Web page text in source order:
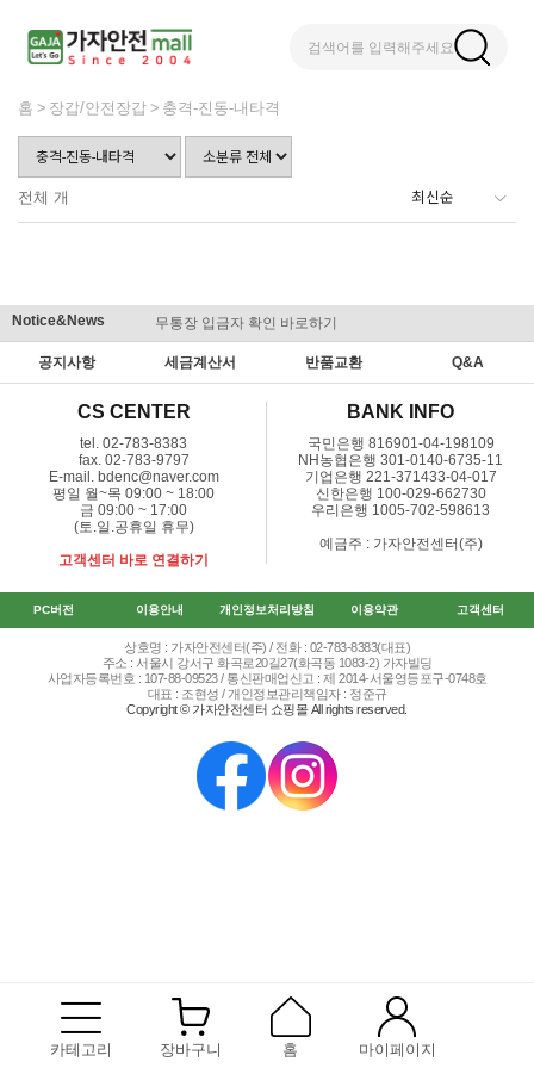
검색어를 입력해주세요
카테고리 장바구니 홈 마이페이지
홈 장갑/안전장갑 충격-진동-내타격
전체 개
Notice&News 무통장 입금자 확인 바로하기
공지사항 세금계산서 반품교환 Q&A
CS CENTER
tel. 02-783-8383
fax. 02-783-9797
E-mail. bdenc@naver.com
평일 월~목 09:00 ~ 18:00
금 09:00 ~ 17:00
(토.일.공휴일 휴무)
고객센터 바로 연결하기
BANK INFO
국민은행 816901-04-198109
NH농협은행 301-0140-6735-11
기업은행 221-371433-04-017
신한은행 100-029-662730
우리은행 1005-702-598613
예금주 : 가자안전센터(주)
PC버전 이용안내 개인정보처리방침 이용약관 고객센터
상호명 : 가자안전센터(주) / 전화 : 02-783-8383(대표)
주소 : 서울시 강서구 화곡로20길27(화곡동 1083-2) 가자빌딩
사업자등록번호 : 107-88-09523 / 통신판매업신고 : 제 2014-서울영등포구-0748호
대표 : 조현성 / 개인정보관리책임자 : 정준규
Copyright © 가자안전센터 쇼핑몰 All rights reserved.